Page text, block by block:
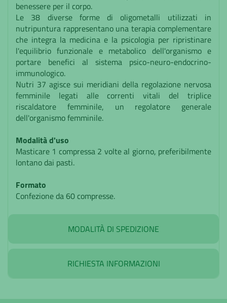
benessere per il corpo.
Le 38 diverse forme di oligometalli utilizzati in
nutripuntura rappresentano una terapia complementare
che integra la medicina e la psicologia per ripristinare
l'equilibrio funzionale e metabolico dell'organismo e
portare benefici al sistema psico-neuro-endocrino-
immunologico.
Nutri 37 agisce sui meridiani della regolazione nervosa
femminile legati alle correnti vitali del triplice
riscaldatore femminile, un regolatore generale
dell'organismo femminile.
Modalità d'uso
Masticare 1 compressa 2 volte al giorno, preferibilmente
lontano dai pasti.
Formato
Confezione da 60 compresse.
MODALITÀ DI SPEDIZIONE
RICHIESTA INFORMAZIONI